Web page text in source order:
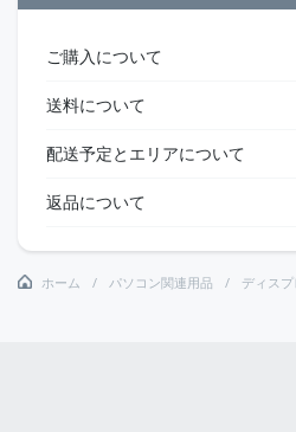
ご購入について
送料について
配送予定とエリアについて
返品について
ホーム パソコン関連用品 ディス